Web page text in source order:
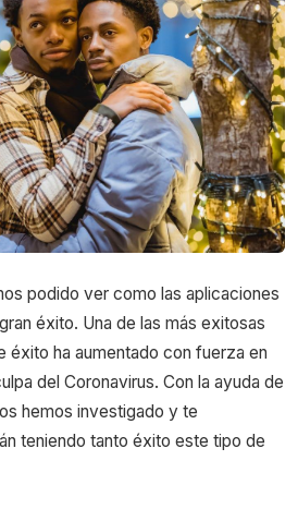
podido ver como las aplicaciones
éxito. Una de las más exitosas
éxito ha aumentado con fuerza en
del Coronavirus. Con la ayuda de
hemos investigado y te
teniendo tanto éxito este tipo de